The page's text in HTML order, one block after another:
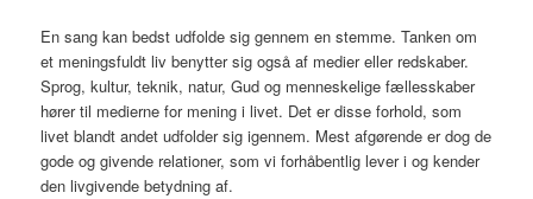
En sang kan bedst udfolde sig gennem en stemme. Tanken om
et meningsfuldt liv benytter sig også af medier eller redskaber.
Sprog, kultur, teknik, natur, Gud og menneskelige fællesskaber
hører til medierne for mening i livet. Det er disse forhold, som
livet blandt andet udfolder sig igennem. Mest afgørende er dog de
gode og givende relationer, som vi forhåbentlig lever i og kender
den livgivende betydning af.